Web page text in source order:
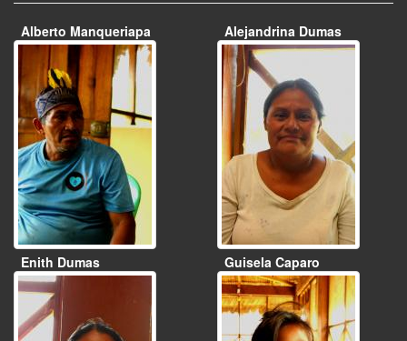
Alberto Manqueriapa Alejandrina Dumas
Enith Dumas Guisela Caparo